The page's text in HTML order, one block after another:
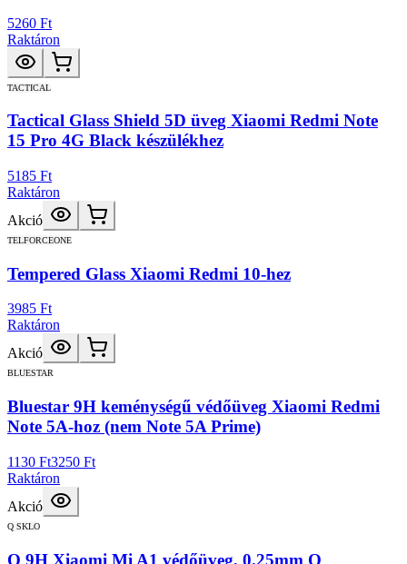
5260 Ft
Raktáron
TACTICAL
Tactical Glass Shield 5D üveg Xiaomi Redmi Note
15 Pro 4G Black készülékhez
5185 Ft
Raktáron
Akció
TELFORCEONE
Tempered Glass Xiaomi Redmi 10-hez
3985 Ft
Raktáron
Akció
BLUESTAR
Bluestar 9H keménységű védőüveg Xiaomi Redmi
Note 5A-hoz (nem Note 5A Prime)
1130 Ft3250 Ft
Raktáron
Akció
Q SKLO
Q 9H Xiaomi Mi A1 védőüveg, 0.25mm Q